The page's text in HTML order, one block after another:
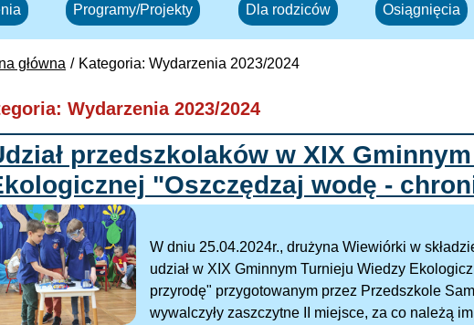
Programy/Projekty Dla rodziców Osiągnięcia
główna Kategoria: Wydarzenia 2023/2024
Wydarzenia 2023/2024
przedszkolaków w XIX
"Oszczędzaj wodę -
W dniu 25.04.2024r., drużyna Wiewiórki w
udział w XIX Gminnym Turnieju Wiedzy
przyrodę" przygotowanym przez Przedszkole
wywalczyły zaszczytne II miejsce, za co należą